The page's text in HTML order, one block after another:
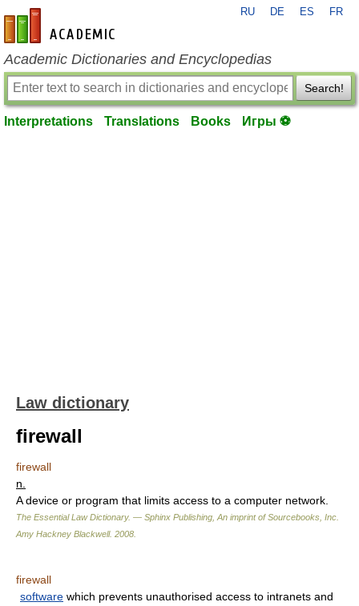
en-academic.com
RU DE ES FR
Academic Dictionaries and Encyclopedias
Search!
Interpretations Translations Books Игры ⚽
Law dictionary
firewall
firewall
n.
A device or program that limits access to a computer network.
The Essential Law Dictionary. — Sphinx Publishing, An imprint of Sourcebooks, Inc.
Amy Hackney Blackwell. 2008
firewall
software which prevents unauthorised access to intranets and